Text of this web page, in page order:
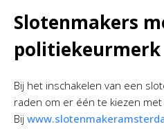
Slotenmakers
politiekeurmerk
Bij het inschakelen van een
raden om er één te kiezen
Bij